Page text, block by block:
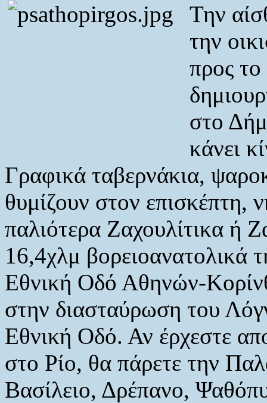
Την
την
προς
στο
κάνει
Γραφικά ταβερνάκια,
θυμίζουν στον επισκέπτη,
παλιότερα Ζαχουλίτικα ή
16,4χλμ βορειοανατολικά
Εθνική Οδό Αθηνών-
στην διασταύρωση του
Εθνική Οδό. Αν έρχεστε
στο Ρίο, θα πάρετε την
Βασίλειο, Δρέπανο,